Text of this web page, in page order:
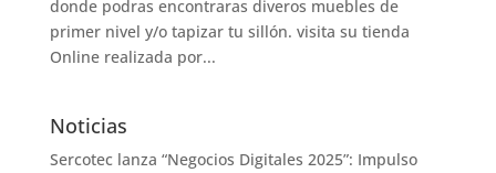
donde podras encontraras diveros muebles de
primer nivel y/o tapizar tu sillón. visita su tienda
Online realizada por...
Noticias
Sercotec lanza “Negocios Digitales 2025”: Impulso